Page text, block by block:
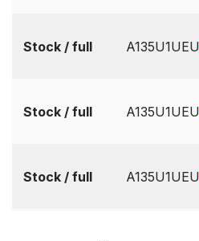
Stock / full A135U1UEU
Stock / full A135U1UEU
Stock / full A135U1UEU